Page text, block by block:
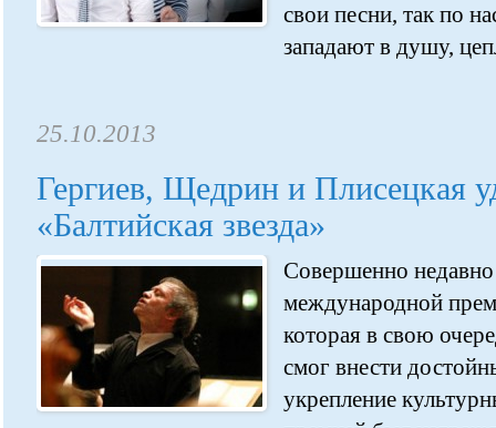
свои песни, так по
западают в душу,
25.10.2013
Гергиев, Щедрин и Плисецкая
«Балтийская звезда»
Совершенно
международной
которая в свою
смог внести
укрепление